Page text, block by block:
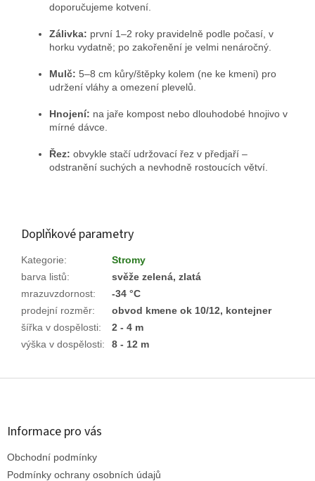
doporučujeme kotvení.
Zálivka: první 1–2 roky pravidelně podle počasí, v
horku vydatně; po zakořenění je velmi nenáročný.
Mulč: 5–8 cm kůry/štěpky kolem (ne ke kmeni) pro
udržení vláhy a omezení plevelů.
Hnojení: na jaře kompost nebo dlouhodobé hnojivo v
mírné dávce.
Řez: obvykle stačí udržovací řez v předjaří –
odstranění suchých a nevhodně rostoucích větví.
Doplňkové parametry
Kategorie:
Stromy
barva listů:
svěže zelená, zlatá
mrazuvzdornost:
-34 °C
prodejní rozměr:
obvod kmene ok 10/12, kontejner
šířka v dospělosti:
2 - 4 m
výška v dospělosti: 8 - 12 m
Z
Informace pro vás
Obchodní podmínky
Podmínky ochrany osobních údajů